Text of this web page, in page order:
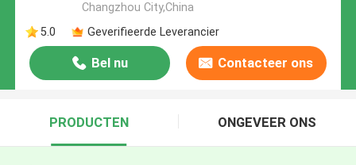
Changzhou City,China
5.0
Geverifieerde Leverancier
Bel nu Contacteer ons
PRODUCTEN ONGEVEER ONS